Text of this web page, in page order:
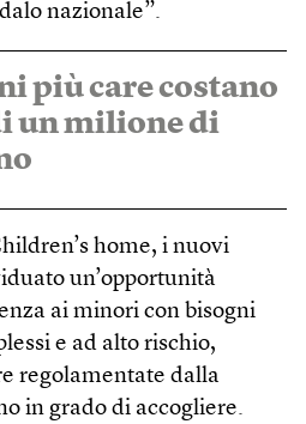
nazionale”.
più care costano
un milione di
home, i nuovi
un’opportunità
ai minori con bisogni
e ad alto rischio,
regolamentate dalla
in grado di accogliere.